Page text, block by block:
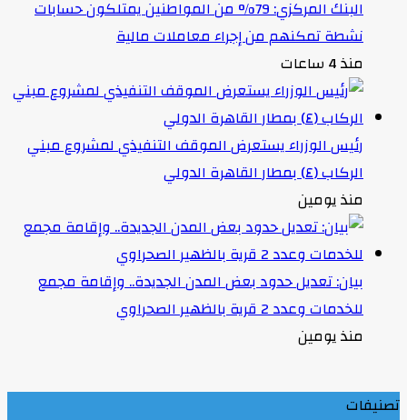
البنك المركزي: 79% من المواطنين يمتلكون حسابات
نشطة تمكنهم من إجراء معاملات مالية
منذ 4 ساعات
رئيس الوزراء يستعرض الموقف التنفيذي لمشروع مبني
الركاب (٤) بمطار القاهرة الدولي
منذ يومين
بيان: تعديل حدود بعض المدن الجديدة.. وإقامة مجمع
للخدمات وعدد 2 قرية بالظهير الصحراوي
منذ يومين
تصنيفات